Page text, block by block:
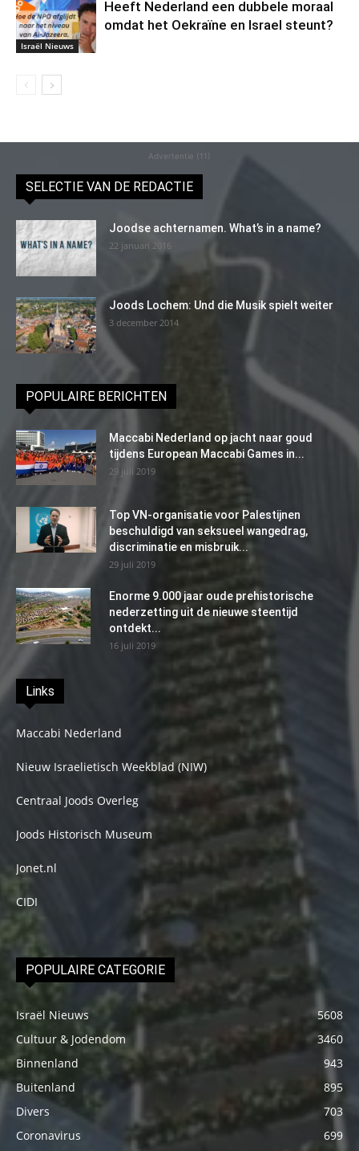
Israël Nieuws
Heeft Nederland een dubbele moraal
omdat het Oekraïne en Israel steunt?
Advertentie (11)
SELECTIE VAN DE REDACTIE
Joodse achternamen. What’s in a name?
22 januari 2016
Joods Lochem: Und die Musik spielt weiter
3 december 2014
POPULAIRE BERICHTEN
Maccabi Nederland op jacht naar goud
tijdens European Maccabi Games in...
29 juli 2019
Top VN-organisatie voor Palestijnen
beschuldigd van seksueel wangedrag,
discriminatie en misbruik...
29 juli 2019
Enorme 9.000 jaar oude prehistorische
nederzetting uit de nieuwe steentijd
ontdekt...
16 juli 2019
Links
Maccabi Nederland
Nieuw Israelietisch Weekblad (NIW)
Centraal Joods Overleg
Joods Historisch Museum
Jonet.nl
CIDI
POPULAIRE CATEGORIE
Israël Nieuws
5608
Cultuur & Jodendom
3460
Binnenland
943
Buitenland
895
Divers
703
Coronavirus
699